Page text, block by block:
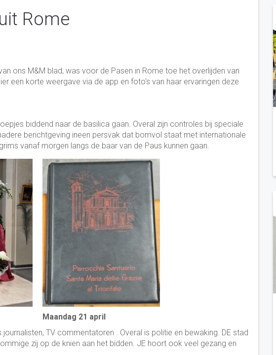
Rome
ons M&M blad, was voor de Pasen in Rome toe het overlijden van
een korte weergave via de app en foto's van haar ervaringen deze
biddend naar de basilica gaan. Overal zijn controles bij speciale
berichtgeving ineen persvak dat bomvol staat met internationale
vanaf morgen langs de baar van de Paus kunnen gaan.
Maandag 21 april
TV commentatoren . Overal is politie en bewaking. DE stad
zij op de knien aan het bidden. JE hoort ook veel gezang en